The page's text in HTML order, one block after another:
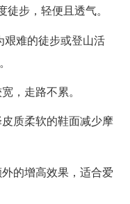
步，轻便且透气。
艰难的徒步或登山活
，走路不累。
质柔软的鞋面减少摩
的增高效果，适合爱